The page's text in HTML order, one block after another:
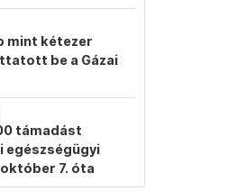
mint kétezer
be a Gázai
támadást
egészségügyi
7. óta